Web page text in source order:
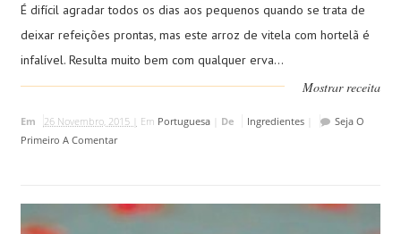
É difícil agradar todos os dias aos pequenos quando se trata de
deixar refeições prontas, mas este arroz de vitela com hortelã é
infalível. Resulta muito bem com qualquer erva...
Mostrar receita
Em 26 Novembro, 2015 | Em Portuguesa| De Ingredientes|
Seja O
Primeiro A Comentar